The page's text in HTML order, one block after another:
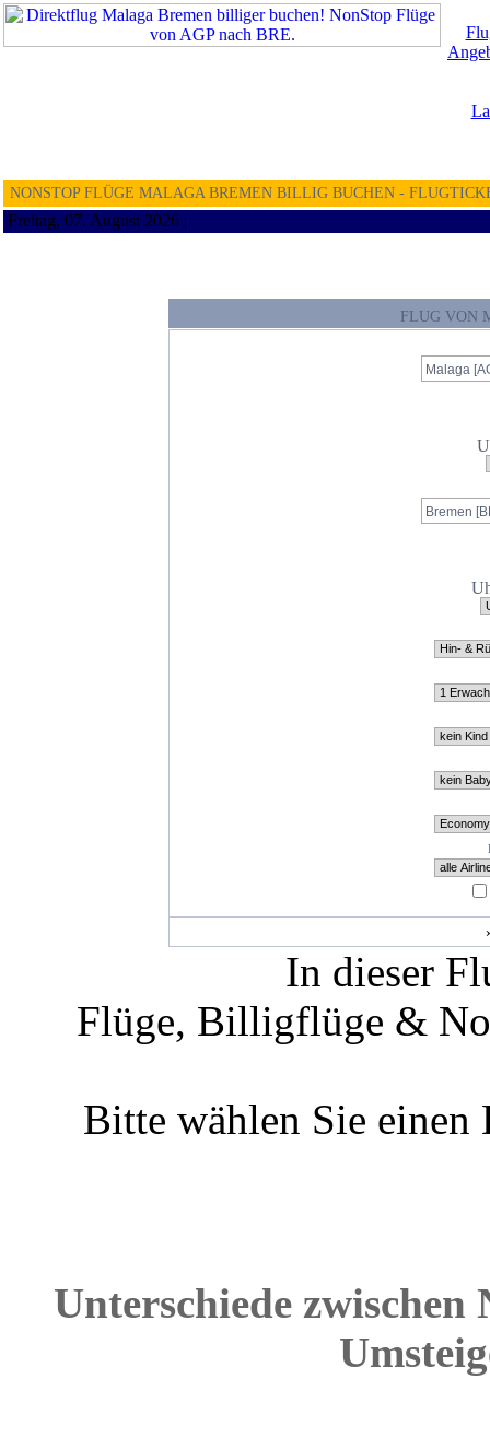
NONSTOP FLÜGE MALAGA BREMEN BILLIG BUCHEN -
Freitag, 07. August 2026 ¦
FLUG VON
In dieser
Flüge, Billigflüge &
Bitte wählen Sie
Unterschiede